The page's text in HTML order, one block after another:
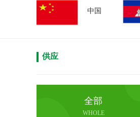
中国
供应
全部
WHOLE